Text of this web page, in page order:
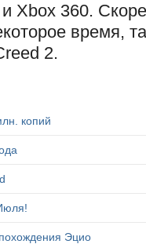
Xbox 360.
время,
2.
копий
Эцио